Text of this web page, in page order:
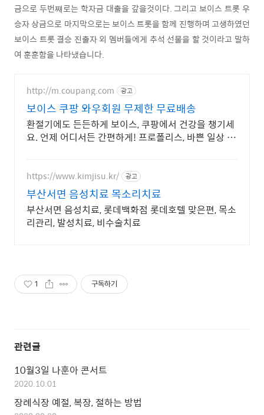
금으로 두번쨰로는 학자금 대출을 갚을것이다. 그리고 보이스 트롯 우
승자 상금으로 마지막으로는 보이스 트롯을 함께 진행하며 고생하였던
보이스 트롯 결승 진출자 외 멤버들에게 추석 선물을 할 것이라고 말하
여 훈훈함을 나타냈습니다.
http://m.coupang.com 광고
보이스 쿠팡 와우회원 무제한 무료배송
환절기에도 든든하게 보이스, 쿠팡에서 건강을 챙기세
요. 언제 어디서든 간편하게! 프로폴리스, 바쁜 일상 속
https://www.kimjisu.kr/ 광고
부산서면 음성치료 목소리치료
부산서면 음성치료, 롯데백화점 롯데호텔 맞은편, 목소
리관리, 발성치료, 비수술치료
1 구독하기
관련글
10월3일 나훈아 콘서트
2020.10.01
장례식장 예절, 복장, 절하는 방법